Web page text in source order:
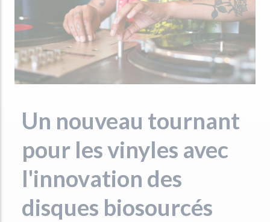
Un nouveau tournant
pour les vinyles avec
l'innovation des
disques biosourcés